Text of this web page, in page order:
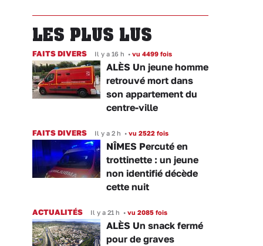
LES PLUS LUS
FAITS DIVERS Il y a 16 h • vu 4499 fois
ALÈS Un jeune homme
retrouvé mort dans
son appartement du
centre-ville
FAITS DIVERS Il y a 2 h • vu 2522 fois
NÎMES Percuté en
trottinette : un jeune
non identifié décède
cette nuit
ACTUALITÉS Il y a 21 h • vu 2085 fois
ALÈS Un snack fermé
pour de graves